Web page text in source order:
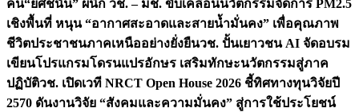
คน“ยศชนัน” ผนึก วช. – มช. ขับเคลื่อนนวัตกรรมจัดการ PM2.5
เชิงพื้นที่ หนุน “อากาศสะอาดและสายน้ำมั่นคง” เพื่อคุณภาพ
ชีวิตประชาชนภาคเหนืออย่างยั่งยืนวช. ปั้นเยาวชน AI จัดอบรม
เขียนโปรแกรมโดรนแปรอักษร เสริมทักษะนวัตกรรมสู่ภาค
ปฏิบัติวช. เปิดเวที NRCT Open House 2026 ชี้ทิศทางทุนวิจัยปี
2570 ดันงานวิจัย “สังคมและความมั่นคง” สู่การใช้ประโยชน์